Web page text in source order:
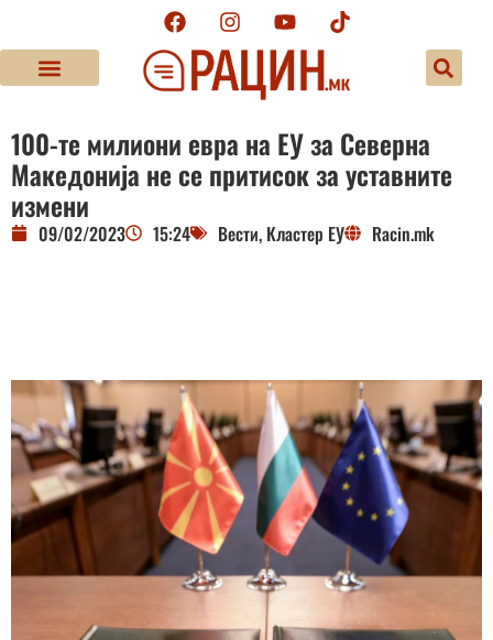
100-те милиони евра на ЕУ за Северна
Македонија не се притисок за уставните
измени
09/02/2023 15:24 Вести, Кластер ЕУ Racin.mk